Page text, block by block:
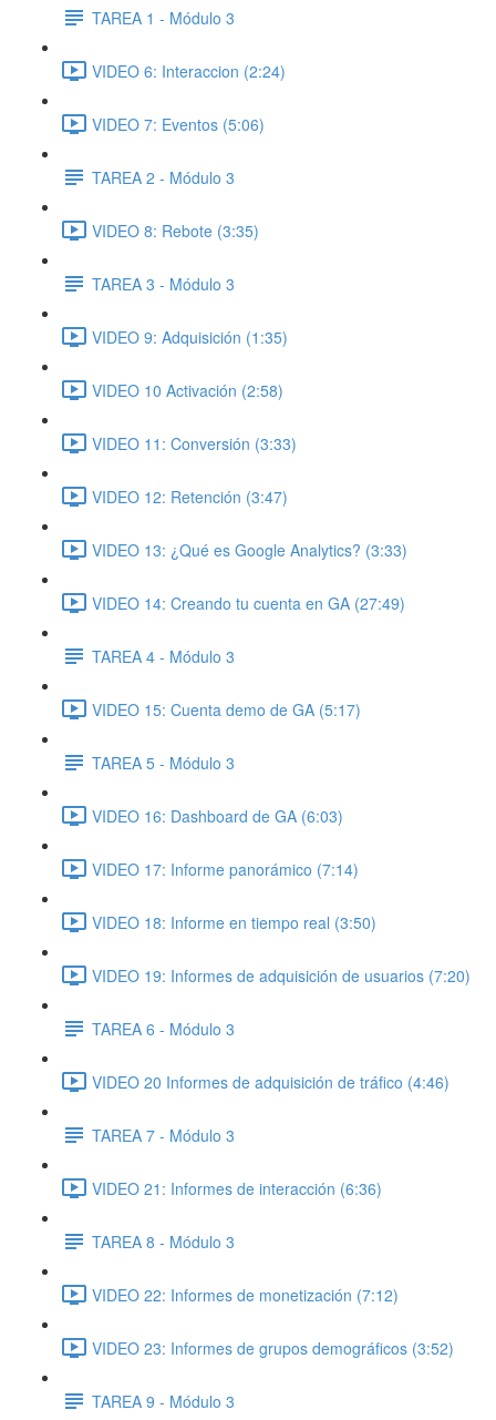
TAREA 1 - Módulo 3
VIDEO 6: Interaccion (2:24)
VIDEO 7: Eventos (5:06)
TAREA 2 - Módulo 3
VIDEO 8: Rebote (3:35)
TAREA 3 - Módulo 3
VIDEO 9: Adquisición (1:35)
VIDEO 10 Activación (2:58)
VIDEO 11: Conversión (3:33)
VIDEO 12: Retención (3:47)
VIDEO 13: ¿Qué es Google Analytics? (3:33)
VIDEO 14: Creando tu cuenta en GA (27:49)
TAREA 4 - Módulo 3
VIDEO 15: Cuenta demo de GA (5:17)
TAREA 5 - Módulo 3
VIDEO 16: Dashboard de GA (6:03)
VIDEO 17: Informe panorámico (7:14)
VIDEO 18: Informe en tiempo real (3:50)
VIDEO 19: Informes de adquisición de usuarios (7:20)
TAREA 6 - Módulo 3
VIDEO 20 Informes de adquisición de tráfico (4:46)
TAREA 7 - Módulo 3
VIDEO 21: Informes de interacción (6:36)
TAREA 8 - Módulo 3
VIDEO 22: Informes de monetización (7:12)
VIDEO 23: Informes de grupos demográficos (3:52)
TAREA 9 - Módulo 3